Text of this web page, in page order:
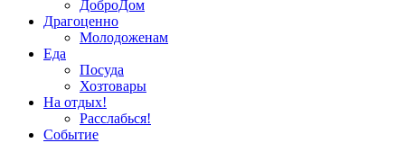
ДоброДом
Драгоценно
Молодоженам
Еда
Посуда
Хозтовары
На отдых!
Расслабься!
Событие